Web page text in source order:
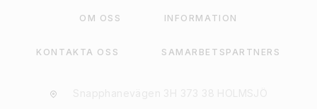
OM OSS INFORMATION
KONTAKTA OSS SAMARBETSPARTNERS